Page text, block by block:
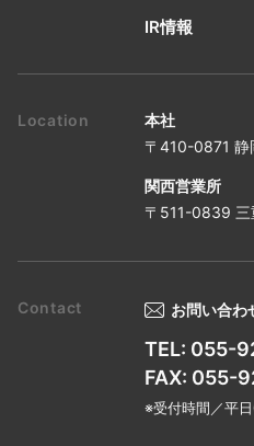
IR情報
本社
〒410-0871 静
関西営業所
〒511-0839 三
お問い合わ
TEL: 055-
FAX: 055-
※受付時間／平